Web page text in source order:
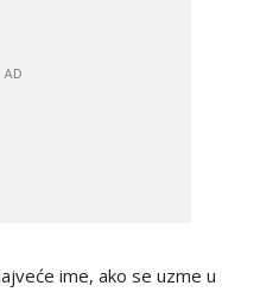
ime, ako se uzme u